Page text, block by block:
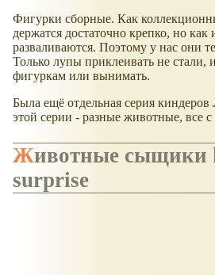
Фигурки сборные. Как
держатся достаточно крепко, но как
разваливаются. Поэтому у нас они
Только лупы приклеивать не стали,
фигуркам или вынимать.
Была ещё отдельная серия
этой серии - разные животные, все
Животные сыщики kinder
surprise